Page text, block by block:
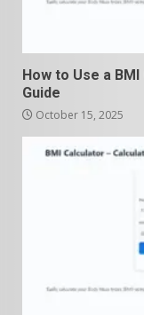
How to Use a
Guide
October 15, 2025